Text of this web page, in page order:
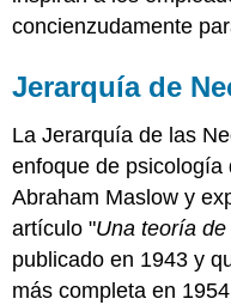
concienzudamente
Jerarquía de
La Jerarquía de las
enfoque de
Abraham Maslow y
artículo "Una teoría
publicado en 1943 y
más completa en